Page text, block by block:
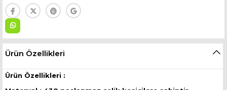
Ürün Özellikleri
Ürün Özellikleri :